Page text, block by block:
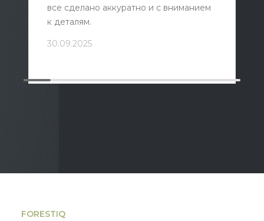
все сделано аккуратно и с вниманием
к деталям.
30.09.2025
FORESTIQ